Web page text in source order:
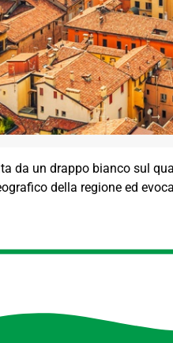
da un drappo bianco sul
della regione ed